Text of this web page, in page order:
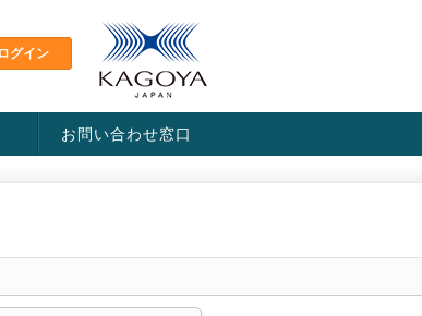
お問い合わせ窓口